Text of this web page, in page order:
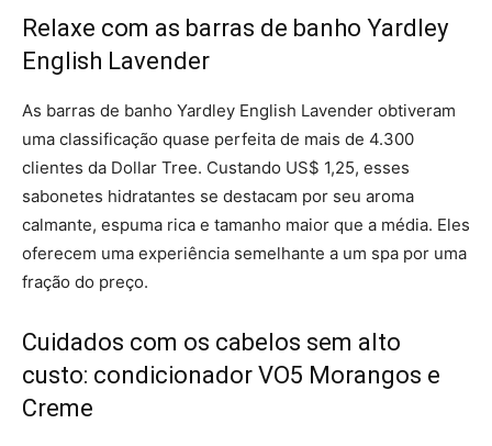
Relaxe com as barras de banho Yardley
English Lavender
As barras de banho Yardley English Lavender obtiveram
uma classificação quase perfeita de mais de 4.300
clientes da Dollar Tree. Custando US$ 1,25, esses
sabonetes hidratantes se destacam por seu aroma
calmante, espuma rica e tamanho maior que a média. Eles
oferecem uma experiência semelhante a um spa por uma
fração do preço.
Cuidados com os cabelos sem alto
custo: condicionador VO5 Morangos e
Creme